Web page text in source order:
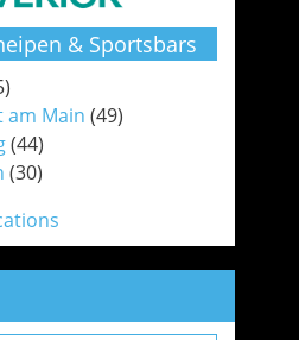
& Sportsbars
am Main (49)
(44)
(30)